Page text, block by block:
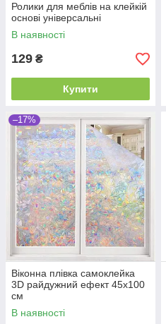
Ролики для меблів на клейкій
основі універсальні
В наявності
129 ₴
Купити
–17%
Віконна плівка самоклейка
3D райдужний ефект 45х100
см
В наявності